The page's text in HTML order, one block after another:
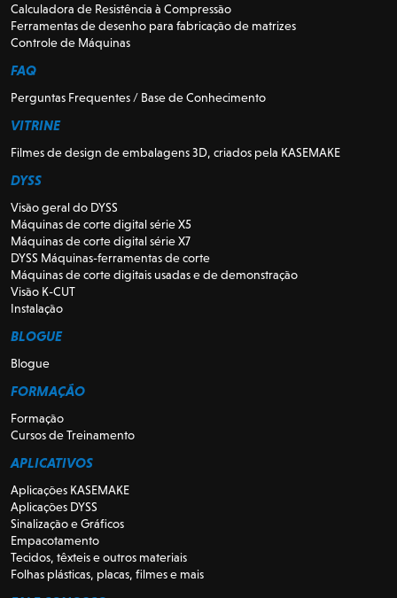
Calculadora de Resistência à Compressão
Ferramentas de desenho para fabricação de matrizes
Controle de Máquinas
FAQ
Perguntas Frequentes / Base de Conhecimento
VITRINE
Filmes de design de embalagens 3D, criados pela KASEMAKE
DYSS
Visão geral do DYSS
Máquinas de corte digital série X5
Máquinas de corte digital série X7
DYSS Máquinas-ferramentas de corte
Máquinas de corte digitais usadas e de demonstração
Visão K-CUT
Instalação
BLOGUE
Blogue
FORMAÇÃO
Formação
Cursos de Treinamento
APLICATIVOS
Aplicações KASEMAKE
Aplicações DYSS
Sinalização e Gráficos
Empacotamento
Tecidos, têxteis e outros materiais
Folhas plásticas, placas, filmes e mais